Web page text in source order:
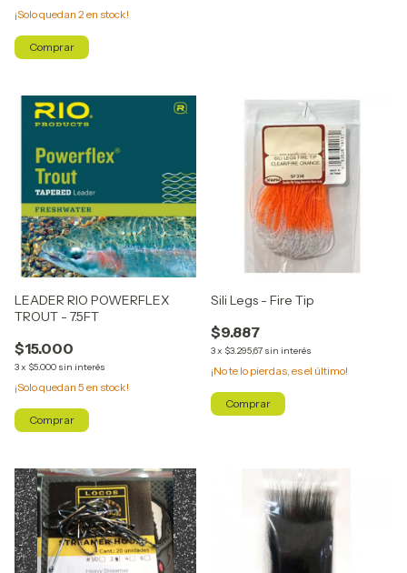
¡Solo quedan 2 en stock!
Comprar
LEADER RIO POWERFLEX
TROUT - 7.5FT
$15.000
3x $5.000 sin interés
¡Solo quedan 5 en stock!
Comprar
Sili Legs - Fire Tip
$9.887
3x $3.295,67 sin interés
¡No te lo pierdas, es el último!
Comprar